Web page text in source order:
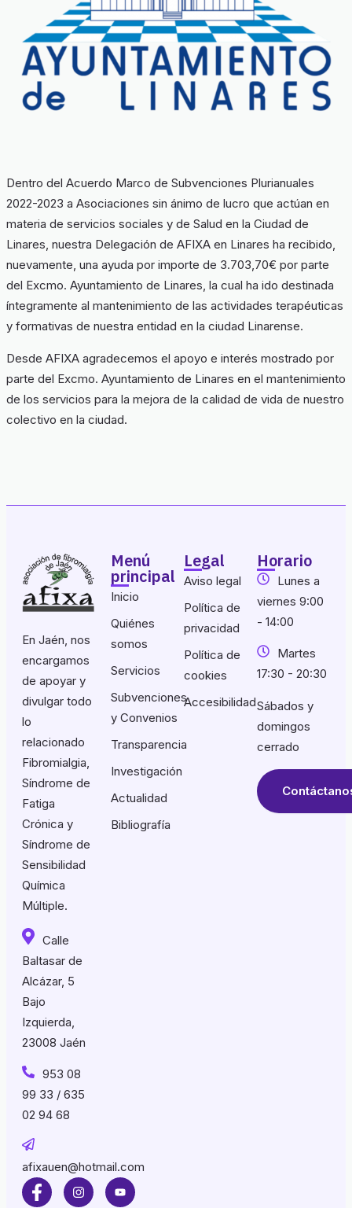
Dentro del Acuerdo Marco de Subvenciones Plurianuales
2022-2023 a Asociaciones sin ánimo de lucro que actúan en
materia de servicios sociales y de Salud en la Ciudad de
Linares, nuestra Delegación de AFIXA en Linares ha recibido,
nuevamente, una ayuda por importe de 3.703,70€ por parte
del Excmo. Ayuntamiento de Linares, la cual ha ido destinada
íntegramente al mantenimiento de las actividades terapéuticas
y formativas de nuestra entidad en la ciudad Linarense.
Desde AFIXA agradecemos el apoyo e interés mostrado por
parte del Excmo. Ayuntamiento de Linares en el mantenimiento
de los servicios para la mejora de la calidad de vida de nuestro
colectivo en la ciudad.
En Jaén, nos
encargamos
de apoyar y
divulgar todo
lo
relacionado
Fibromialgia,
Síndrome de
Fatiga
Crónica y
Síndrome de
Sensibilidad
Química
Múltiple.
Calle
Baltasar de
Alcázar, 5
Bajo
Izquierda,
23008 Jaén
953 08
99 33 / 635
02 94 68
afixauen@hotmail.com
Menú
principal
Inicio
Quiénes
somos
Servicios
Subvenciones
y Convenios
Transparencia
Investigación
Actualidad
Bibliografía
Legal
Aviso legal
Política de
privacidad
Política de
cookies
Accesibilidad
Horario
Lunes a
viernes 9:00
- 14:00
Martes
17:30 - 20:30
Sábados y
domingos
cerrado